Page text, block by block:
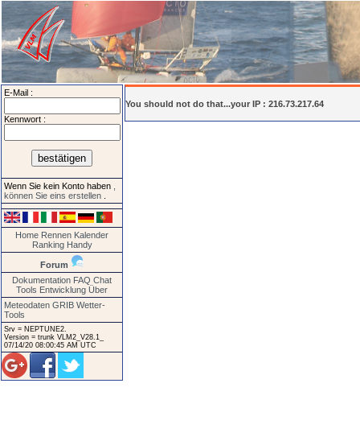
E-Mail :
Kennwort :
Wenn Sie kein Konto haben
können Sie eins erstellen
Home Rennen Kalender
Ranking Handy
Forum
Dokumentation FAQ Chat
Tools Entwicklung Über
Meteodaten GRIB Wetter-
Tools
Srv = NEPTUNE2.
Version = trunk VLM2_V28.1_
07/14/20 08:00:45 AM UTC
You should not do that...your IP : 216.73.217.64